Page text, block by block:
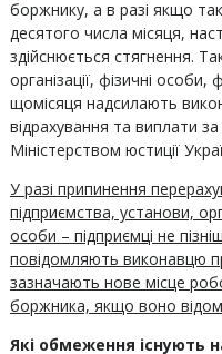
боржнику, а в разі якщо
десятого числа місяця,
здійснюється стягнення.
організації, фізичні особи,
щомісяця надсилають
відрахування та виплати
Міністерством юстиції
У разі припинення
підприємства, установи,
особи – підприємці не
повідомляють виконавцю
зазначають нове місце
боржника, якщо воно
Які обмеження існують